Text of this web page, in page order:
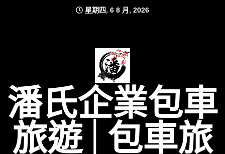
星期四, 6 8 月, 2026
潘氏企業包車
旅遊│包車旅